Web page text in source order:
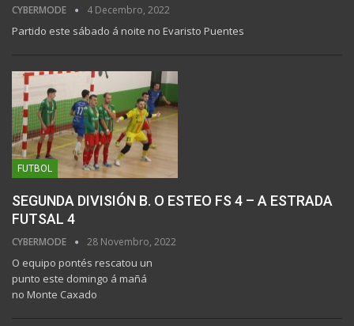
CYBERMODE 4 Decembro, 2022
Partido este sábado á noite no Evaristo Puentes
FUTBOL
SEGUNDA DIVISIÓN B. O ESTEO FS 4 – A ESTRADA
FUTSAL 4
CYBERMODE 28 Novembro, 2022
O equipo pontés rescatou un
punto este domingo á mañá
no Monte Caxado